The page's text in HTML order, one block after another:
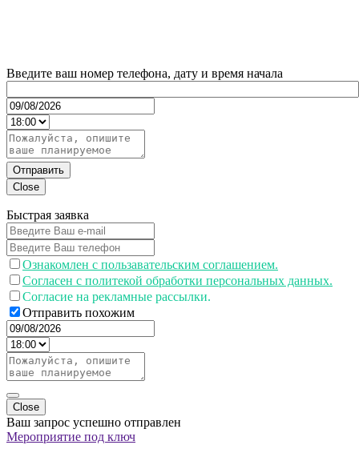
Введите ваш номер телефона, дату и время начала
Отправить
Close
Быстрая заявка
Ознакомлен с пользавательским соглашением.
Согласен с политекой обработки персональных данных.
Согласие на рекламные рассылки.
Отправить похожим
Close
Ваш запрос успешно отправлен
Мероприятие под ключ